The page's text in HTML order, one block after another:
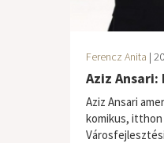
Ferencz Anita |
Aziz
Aziz Ansari
komikus, itthon